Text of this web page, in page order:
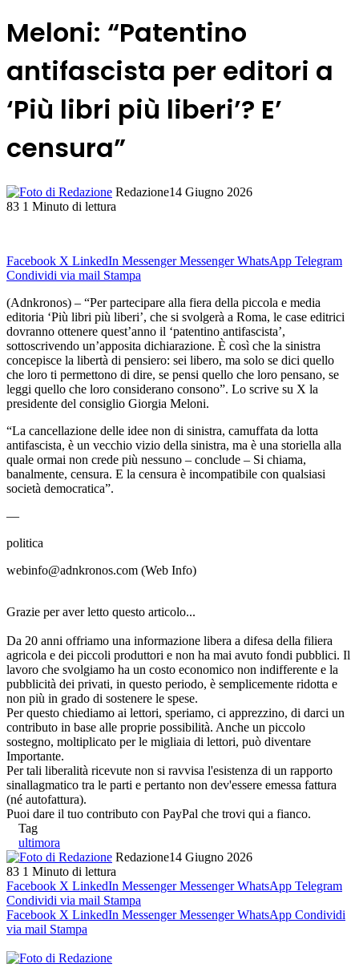
Meloni: “Patentino
antifascista per editori a
‘Più libri più liberi’? E’
censura”
Redazione14 Giugno 2026
83 1 Minuto di lettura
Facebook X LinkedIn Messenger Messenger WhatsApp Telegram
Condividi via mail Stampa
(Adnkronos) – “Per partecipare alla fiera della piccola e media
editoria ‘Più libri più liberi’, che si svolgerà a Roma, le case editrici
dovranno ottenere quest’anno il ‘patentino antifascista’,
sottoscrivendo un’apposita dichiarazione. È così che la sinistra
concepisce la libertà di pensiero: sei libero, ma solo se dici quello
che loro ti permettono di dire, se pensi quello che loro pensano, se
leggi quello che loro considerano consono”. Lo scrive su X la
presidente del consiglio Giorgia Meloni.
“La cancellazione delle idee non di sinistra, camuffata da lotta
antifascista, è un vecchio vizio della sinistra, ma è una storiella alla
quale ormai non crede più nessuno – conclude – Si chiama,
banalmente, censura. E la censura è incompatibile con qualsiasi
società democratica”.
—
politica
webinfo@adnkronos.com (Web Info)
Grazie per aver letto questo articolo...
Da 20 anni offriamo una informazione libera a difesa della filiera
agricola e dei piccoli produttori e non ha mai avuto fondi pubblici. Il
lavoro che svolgiamo ha un costo economico non indifferente e la
pubblicità dei privati, in questo periodo, è semplicemente ridotta e
non più in grado di sostenere le spese.
Per questo chiediamo ai lettori, speriamo, ci apprezzino, di darci un
contributo in base alle proprie possibilità. Anche un piccolo
sostegno, moltiplicato per le migliaia di lettori, può diventare
Importante.
Per tali liberalità ricevute non si ravvisa l'esistenza di un rapporto
sinallagmatico tra le parti e pertanto non dev'essere emessa fattura
(né autofattura).
Puoi dare il tuo contributo con PayPal che trovi qui a fianco.
Tag
ultimora
Redazione14 Giugno 2026
83 1 Minuto di lettura
Facebook X LinkedIn Messenger Messenger WhatsApp Telegram
Condividi via mail Stampa
Facebook X LinkedIn Messenger Messenger WhatsApp Condividi
via mail Stampa